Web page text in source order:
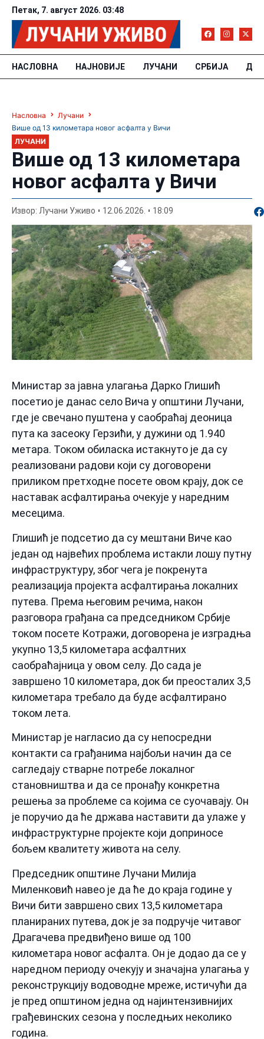
Петак, 7. август 2026. 03:48
НАСЛОВНА НАЈНОВИЈЕ ЛУЧАНИ СРБИЈА
Насловна
Лучани
Више од 13 километара новог асфалта у Вичи
ЛУЧАНИ
Више од 13 километара
новог асфалта у Вичи
Извор: Лучани Уживо 12.06.2026. 18:09
Министар за јавна улагања Дарко Глишић
посетио је данас село Вича у општини Лучани,
где је свечано пуштена у саобраћај деоница
пута ка засеоку Герзићи, у дужини од 1.940
метара. Током обиласка истакнуто је да су
реализовани радови који су договорени
приликом претходне посете овом крају, док се
наставак асфалтирања очекује у наредним
месецима.
Глишић је подсетио да су мештани Виче као
један од највећих проблема истакли лошу путну
инфраструктуру, због чега је покренута
реализација пројекта асфалтирања локалних
путева. Према његовим речима, након
разговора грађана са председником Србије
током посете Котражи, договорена је изградња
укупно 13,5 километара асфалтних
саобраћајница у овом селу. До сада је
завршено 10 километара, док би преосталих 3,5
километара требало да буде асфалтирано
током лета.
Министар је нагласио да су непосредни
контакти са грађанима најбољи начин да се
сагледају стварне потребе локалног
становништва и да се пронађу конкретна
решења за проблеме са којима се суочавају. Он
је поручио да ће држава наставити да улаже у
инфраструктурне пројекте који доприносе
бољем квалитету живота на селу.
Председник општине Лучани Милија
Миленковић навео је да ће до краја године у
Вичи бити завршено свих 13,5 километара
планираних путева, док је за подручје читавог
Драгачева предвиђено више од 100
километара новог асфалта. Он је додао да се у
наредном периоду очекују и значајна улагања у
реконструкцију водоводне мреже, истичући да
је пред општином једна од најинтензивнијих
грађевинских сезона у последњих неколико
година.